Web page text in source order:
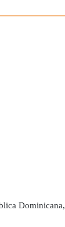
Dominicana,